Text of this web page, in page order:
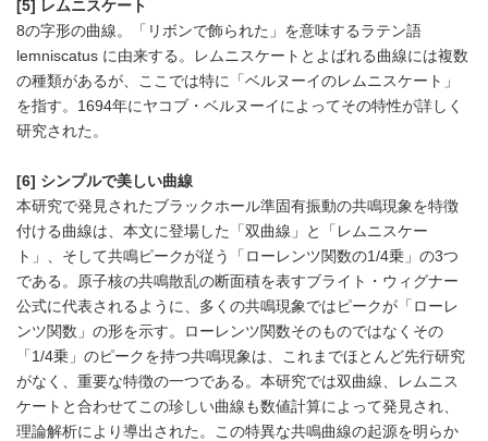
[5] レムニスケート
8の字形の曲線。「リボンで飾られた」を意味するラテン語
lemniscatus に由来する。レムニスケートとよばれる曲線には複数
の種類があるが、ここでは特に「ベルヌーイのレムニスケート」
を指す。1694年にヤコブ・ベルヌーイによってその特性が詳しく
研究された。
[6] シンプルで美しい曲線
本研究で発見されたブラックホール準固有振動の共鳴現象を特徴
付ける曲線は、本文に登場した「双曲線」と「レムニスケー
ト」、そして共鳴ピークが従う「ローレンツ関数の1/4乗」の3つ
である。原子核の共鳴散乱の断面積を表すブライト・ウィグナー
公式に代表されるように、多くの共鳴現象ではピークが「ローレ
ンツ関数」の形を示す。ローレンツ関数そのものではなくその
「1/4乗」のピークを持つ共鳴現象は、これまでほとんど先行研究
がなく、重要な特徴の一つである。本研究では双曲線、レムニス
ケートと合わせてこの珍しい曲線も数値計算によって発見され、
理論解析により導出された。この特異な共鳴曲線の起源を明らか
English